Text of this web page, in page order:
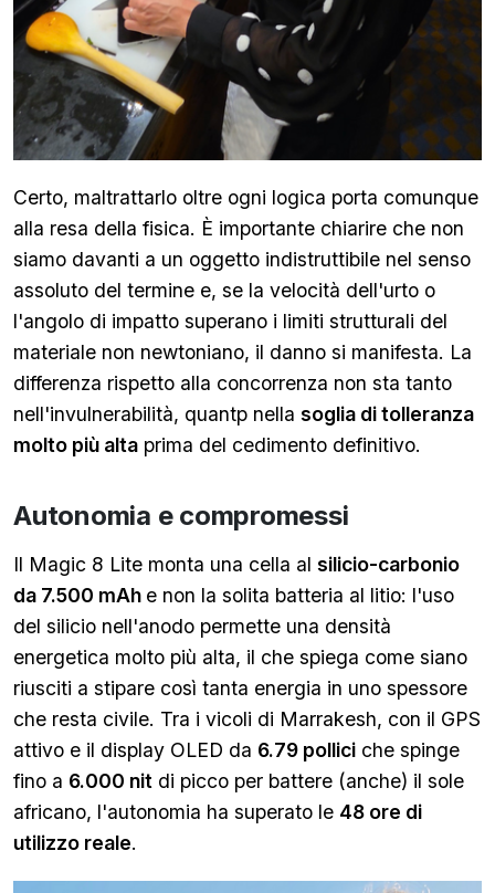
Certo, maltrattarlo oltre ogni logica porta comunque
alla resa della fisica. È importante chiarire che non
siamo davanti a un oggetto indistruttibile nel senso
assoluto del termine e, se la velocità dell'urto o
l'angolo di impatto superano i limiti strutturali del
materiale non newtoniano, il danno si manifesta. La
differenza rispetto alla concorrenza non sta tanto
nell'invulnerabilità, quantp nella soglia di tolleranza
molto più alta prima del cedimento definitivo.
Autonomia e compromessi
Il Magic 8 Lite monta una cella al silicio-carbonio
da 7.500 mAh e non la solita batteria al litio: l'uso
del silicio nell'anodo permette una densità
energetica molto più alta, il che spiega come siano
riusciti a stipare così tanta energia in uno spessore
che resta civile. Tra i vicoli di Marrakesh, con il GPS
attivo e il display OLED da 6.79 pollici che spinge
fino a 6.000 nit di picco per battere (anche) il sole
africano, l'autonomia ha superato le 48 ore di
utilizzo reale.